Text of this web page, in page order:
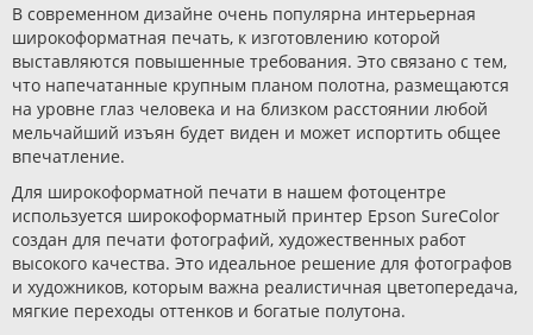
В современном дизайне очень популярна интерьерная
широкоформатная печать, к изготовлению которой
выставляются повышенные требования. Это связано с тем,
что напечатанные крупным планом полотна, размещаются
на уровне глаз человека и на близком расстоянии любой
мельчайший изъян будет виден и может испортить общее
впечатление.
Для широкоформатной печати в нашем фотоцентре
используется широкоформатный принтер Epson SureColor
создан для печати фотографий, художественных работ
высокого качества. Это идеальное решение для фотографов
и художников, которым важна реалистичная цветопередача,
мягкие переходы оттенков и богатые полутона.